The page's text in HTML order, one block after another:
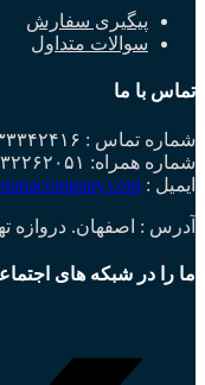
پیگیری سفارش
سوالات متداول
تماس با ما
شماره تماس : ۰۳۱۳۳۳۴۲۴۱۶
شماره همراه: ۰۹۱۳۲۲۶۲۰۵۱
ایمیل :
آدرس : اصفهان. دروازه
ما را در شبکه های